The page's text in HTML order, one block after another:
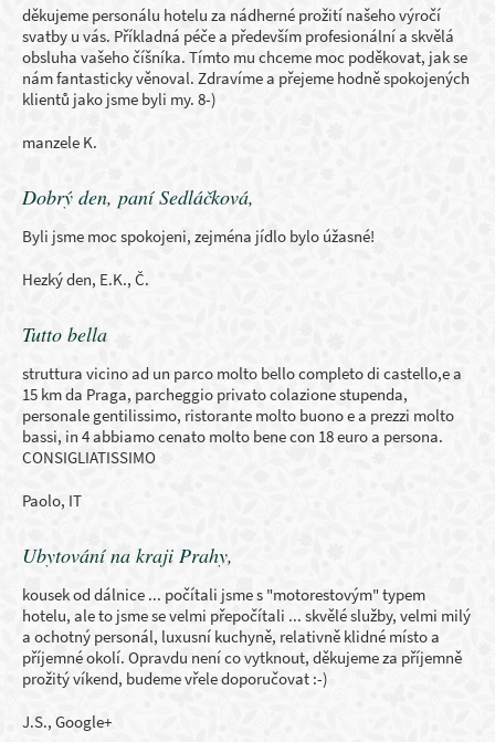
děkujeme personálu hotelu za nádherné prožití našeho výročí
svatby u vás. Příkladná péče a především profesionální a skvělá
obsluha vašeho číšníka. Tímto mu chceme moc poděkovat, jak se
nám fantasticky věnoval. Zdravíme a přejeme hodně spokojených
klientů jako jsme byli my. 8-)
manzele K.
Dobrý den, paní Sedláčková,
Byli jsme moc spokojeni, zejména jídlo bylo úžasné!
Hezký den, E.K., Č.
Tutto bella
struttura vicino ad un parco molto bello completo di castello,e a
15 km da Praga, parcheggio privato colazione stupenda,
personale gentilissimo, ristorante molto buono e a prezzi molto
bassi, in 4 abbiamo cenato molto bene con 18 euro a persona.
CONSIGLIATISSIMO
Paolo, IT
Ubytování na kraji Prahy,
kousek od dálnice ... počítali jsme s "motorestovým" typem
hotelu, ale to jsme se velmi přepočítali ... skvělé služby, velmi milý
a ochotný personál, luxusní kuchyně, relativně klidné místo a
příjemné okolí. Opravdu není co vytknout, děkujeme za příjemně
prožitý víkend, budeme vřele doporučovat :-)
J.S., Google+